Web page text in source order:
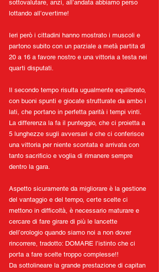
sottovalutare, anzi, all’andata abbiamo perso
lottando all’overtime!
Ieri però i cittadini hanno mostrato i muscoli e
partono subito con un parziale a metà partita di
20 a 16 a favore nostro e una vittoria a testa nei
quarti disputati.
Il secondo tempo risulta ugualmente equilibrato,
con buoni spunti e giocate strutturate da ambo i
lati, che portano in perfetta parità i tempi vinti.
La differenza la fa il punteggio, che ci proietta a
5 lunghezze sugli avversari e che ci conferisce
una vittoria per niente scontata e arrivata con
tanto sacrificio e voglia di rimanere sempre
dentro la gara.
Aspetto sicuramente da migliorare è la gestione
del vantaggio e del tempo, certe scelte ci
mettono in difficoltà, è necessario maturare e
cercare di fare girare di più le lancette
dell’orologio quando siamo noi a non dover
rincorrere, tradotto: DOMARE l’istinto che ci
porta a fare scelte troppo complesse!!
Da sottolineare la grande prestazione di capitan